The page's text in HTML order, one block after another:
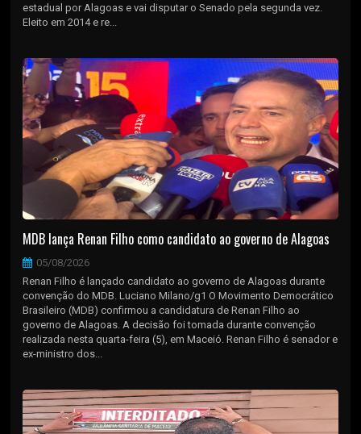
estadual por Alagoas e vai disputar o Senado pela segunda vez.
Eleito em 2014 e re...
MDB lança Renan Filho como candidato ao governo de Alagoas
05/08/2026
Renan Filho é lançado candidato ao governo de Alagoas durante
convenção do MDB. Luciano Milano/g1 O Movimento Democrático
Brasileiro (MDB) confirmou a candidatura de Renan Filho ao
governo de Alagoas. A decisão foi tomada durante convenção
realizada nesta quarta-feira (5), em Maceió. Renan Filho é senador e
ex-ministro dos...